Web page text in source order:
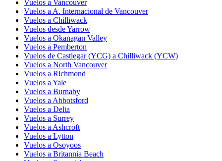
Vuelos a Vancouver
Vuelos a A. Internacional de Vancouver
Vuelos a Chilliwack
Vuelos desde Yarrow
Vuelos a Okanagan Valley
Vuelos a Pemberton
Vuelos de Castlegar (YCG) a Chilliwack (YCW)
Vuelos a North Vancouver
Vuelos a Richmond
Vuelos a Yale
Vuelos a Burnaby
Vuelos a Abbotsford
Vuelos a Delta
Vuelos a Surrey
Vuelos a Ashcroft
Vuelos a Lytton
Vuelos a Osoyoos
Vuelos a Britannia Beach